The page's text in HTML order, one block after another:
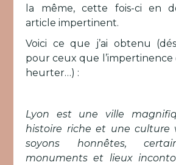
la même, cette fois-ci en
article impertinent.
Voici ce que j’ai obtenu
pour ceux que l’impertinence
heurter…) :
Lyon est une ville
histoire riche et une culture
soyons honnêtes,
monuments et lieux